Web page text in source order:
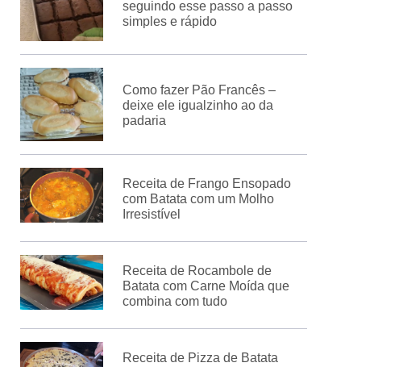
seguindo esse passo a passo
simples e rápido
Como fazer Pão Francês –
deixe ele igualzinho ao da
padaria
Receita de Frango Ensopado
com Batata com um Molho
Irresistível
Receita de Rocambole de
Batata com Carne Moída que
combina com tudo
Receita de Pizza de Batata